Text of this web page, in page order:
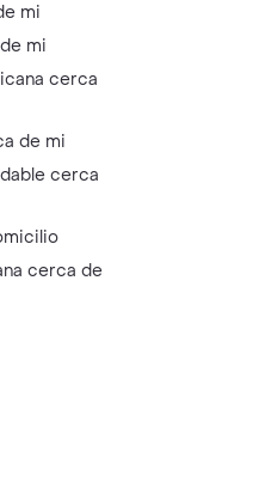
mi
mi
cerca
de mi
cerca
cerca de